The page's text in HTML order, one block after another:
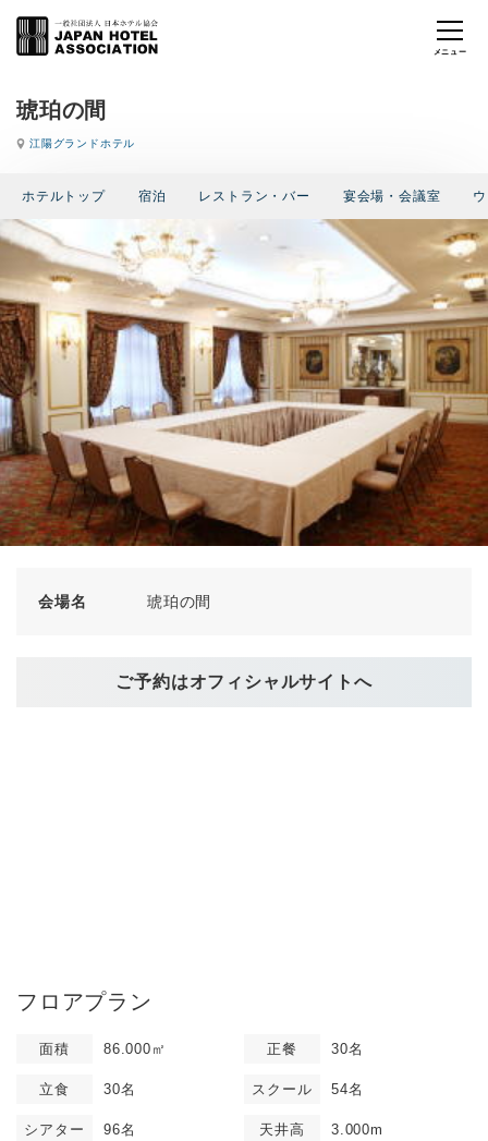
琥珀の間
江陽グランドホテル
ホテルトップ 宿泊 レストラン・バー 宴会場・会議室
ご予約はオフィシャルサイトへ
会場名 琥珀の間
フロアプラン
面積 86.000㎡ 正餐 30名
立食 30名 スクール 54名
シアター 96名 天井高 3.000m